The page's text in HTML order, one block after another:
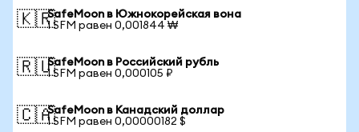
🇰🇷SafeMoon в Южнокорейская вона
1 SFM равен 0,001844 ₩
🇷🇺SafeMoon в Российский рубль
1 SFM равен 0,000105 ₽
🇨🇦SafeMoon в Канадский доллар
1 SFM равен 0,00000182 $